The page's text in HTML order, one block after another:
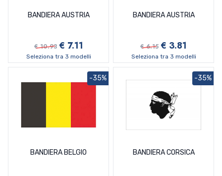
BANDIERA AUSTRIA
€ 10.93 € 7.11
Seleziona tra 3 modelli
BANDIERA AUSTRIA
€ 6.15 € 3.81
Seleziona tra 3 modelli
BANDIERA BELGIO
-35%
BANDIERA CORSICA
-35%